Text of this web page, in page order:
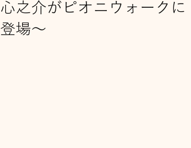
心之介がピオニウォークに
登場～